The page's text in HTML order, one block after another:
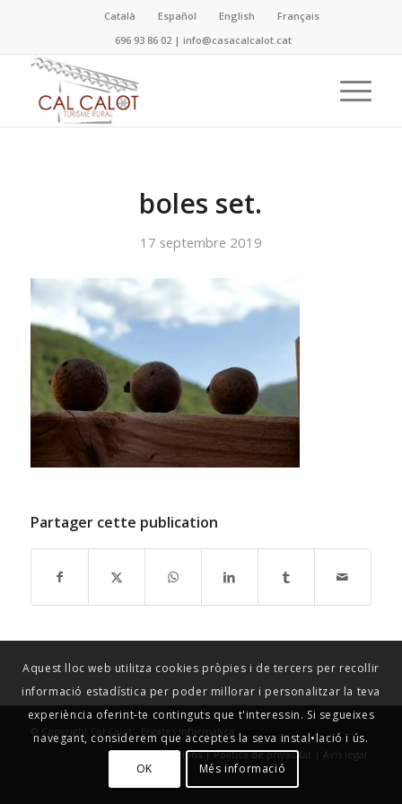
Català Español English
Français
696 93 86 02 |info@casacalcalot.cat
boles set.
17 septembre 2019
Partager cette publication
© Copyright Cal Calot - Ergates Informàtica
Condicions|Política de privacitat |Avís legal
Aquest lloc web utilitza cookies pròpies i de tercers per recollir
informació estadística per poder millorar i personalitzar la teva
experiència oferint-te continguts que t'interessin. Si segueixes
navegant, considerem que acceptes la seva instal•lació i ús.
OK Més informació